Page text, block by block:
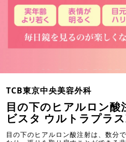
TCB東京中央美容外科
目の下のヒアルロン酸
ビスタ ウルトラプラ
目の下のヒアルロン酸注射は、数分